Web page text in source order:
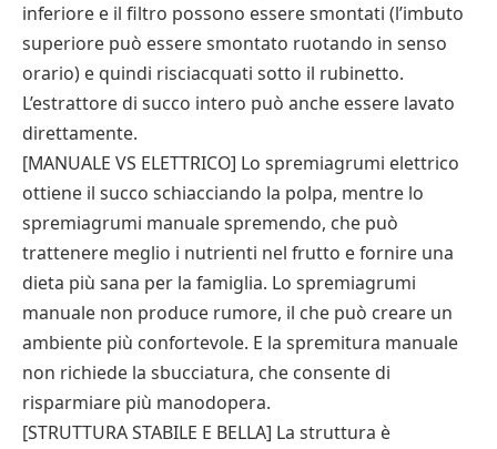
inferiore e il filtro possono essere smontati (l’imbuto
superiore può essere smontato ruotando in senso
orario) e quindi risciacquati sotto il rubinetto.
L’estrattore di succo intero può anche essere lavato
direttamente.
[MANUALE VS ELETTRICO] Lo spremiagrumi elettrico
ottiene il succo schiacciando la polpa, mentre lo
spremiagrumi manuale spremendo, che può
trattenere meglio i nutrienti nel frutto e fornire una
dieta più sana per la famiglia. Lo spremiagrumi
manuale non produce rumore, il che può creare un
ambiente più confortevole. E la spremitura manuale
non richiede la sbucciatura, che consente di
risparmiare più manodopera.
[STRUTTURA STABILE E BELLA] La struttura è